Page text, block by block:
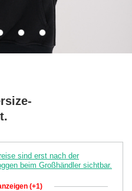
sind erst nach der
beim Großhändler sichtbar.
(+1)